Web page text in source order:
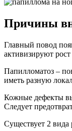
Причины
Главный повод
активизируют рост
Папилломатоз –
иметь разную
Кожные дефекты
Следует
Существует 2 вида